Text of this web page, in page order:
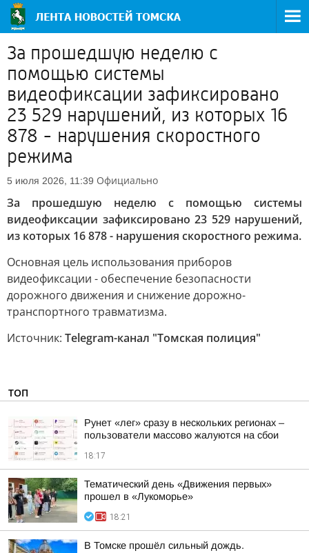
За прошедшую неделю с
помощью системы
видеофиксации зафиксировано
23 529 нарушений, из которых 16
878 - нарушения скоростного
режима
5 июля 2026, 11:39 Официально
За прошедшую неделю с помощью системы
видеофиксации зафиксировано 23 529 нарушений,
из которых 16 878 - нарушения скоростного режима.
Основная цель использования приборов
видеофиксации - обеспечение безопасности
дорожного движения и снижение дорожно-
транспортного травматизма.
Источник: Telegram-канал "Томская полиция"
ТОП
Рунет «лег» сразу в нескольких регионах –
пользователи массово жалуются на сбои
18:17
Тематический день «Движения первых»
прошел в «Лукоморье»
18:21
В Томске прошёл сильный дождь.